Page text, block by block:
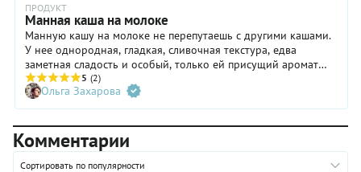
ПРОДУКТ
Манная каша на молоке
Манную кашу на молоке не перепутаешь с другими кашами.
У нее однородная, гладкая, сливочная текстура, едва
заметная сладость и особый, только ей присущий аромат
свежего молока. У готовой манки нет ярко выраженного
вкуса, зато манная каша выступает отличной базой для
добавок вроде сливочного масла, ягод, сезонных фруктов,
варенья, корицы или даже цедры цитрусовых.
5 (2)
Ольга Захарова
Комментарии
Сортировать по популярности